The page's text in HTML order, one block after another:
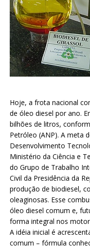
Hoje, a frota nacional
de óleo diesel por ano.
bilhões de litros,
Petróleo (ANP). A meta
Desenvolvimento
Ministério da Ciência e
do Grupo de Trabalho
Civil da Presidência da
produção de biodiesel,
oleaginosas. Esse
óleo diesel comum e,
forma integral nos
A idéia inicial é
comum – fórmula